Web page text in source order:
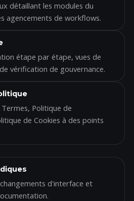
détaillant les modules du
agencements de workflows.
étape par étape, vues de
vérification de gouvernance.
Politique de
de Cookies à des points
d'interface et